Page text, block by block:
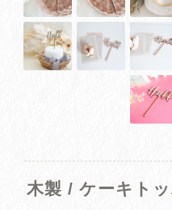
木製 / ケーキト